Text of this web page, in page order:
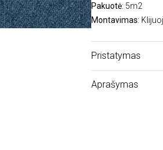
Pakuotė: 5m2
Montavimas:
Pristatymas
Aprašymas